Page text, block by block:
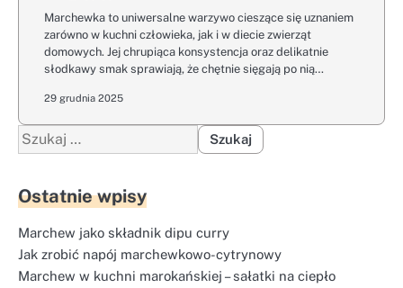
Marchewka to uniwersalne warzywo cieszące się uznaniem
zarówno w kuchni człowieka, jak i w diecie zwierząt
domowych. Jej chrupiąca konsystencja oraz delikatnie
słodkawy smak sprawiają, że chętnie sięgają po nią…
29 grudnia 2025
Szukaj:
Ostatnie wpisy
Marchew jako składnik dipu curry
Jak zrobić napój marchewkowo-cytrynowy
Marchew w kuchni marokańskiej – sałatki na ciepło